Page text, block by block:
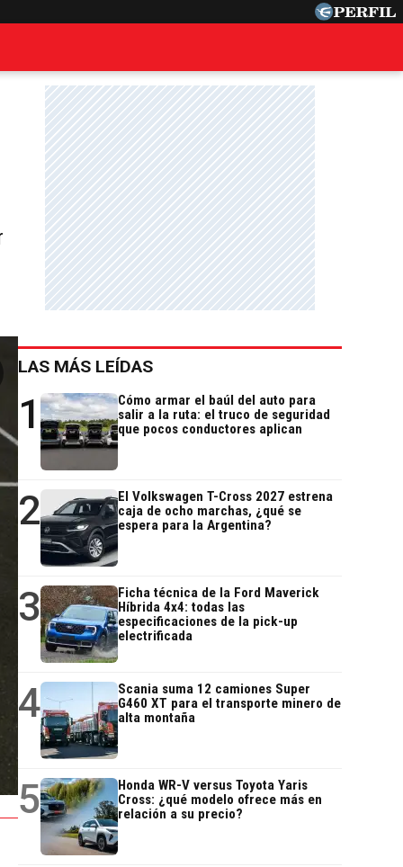
LAS MÁS LEÍDAS
1
Cómo armar el baúl del auto para
salir a la ruta: el truco de seguridad
que pocos conductores aplican
2
El Volkswagen T-Cross 2027 estrena
caja de ocho marchas, ¿qué se
espera para la Argentina?
3
Ficha técnica de la Ford Maverick
Híbrida 4x4: todas las
especificaciones de la pick-up
electrificada
4
Scania suma 12 camiones Super
G460 XT para el transporte minero de
alta montaña
5
Honda WR-V versus Toyota Yaris
Cross: ¿qué modelo ofrece más en
relación a su precio?